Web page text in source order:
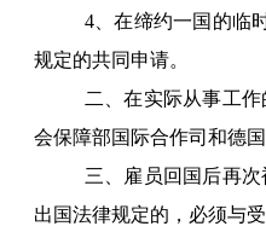
4 、在缔约一国的临
规定的共同申请。
二、在实际从事工
会保障部国际合作司和德
三、雇员回国后再
出国法律规定的，必须与